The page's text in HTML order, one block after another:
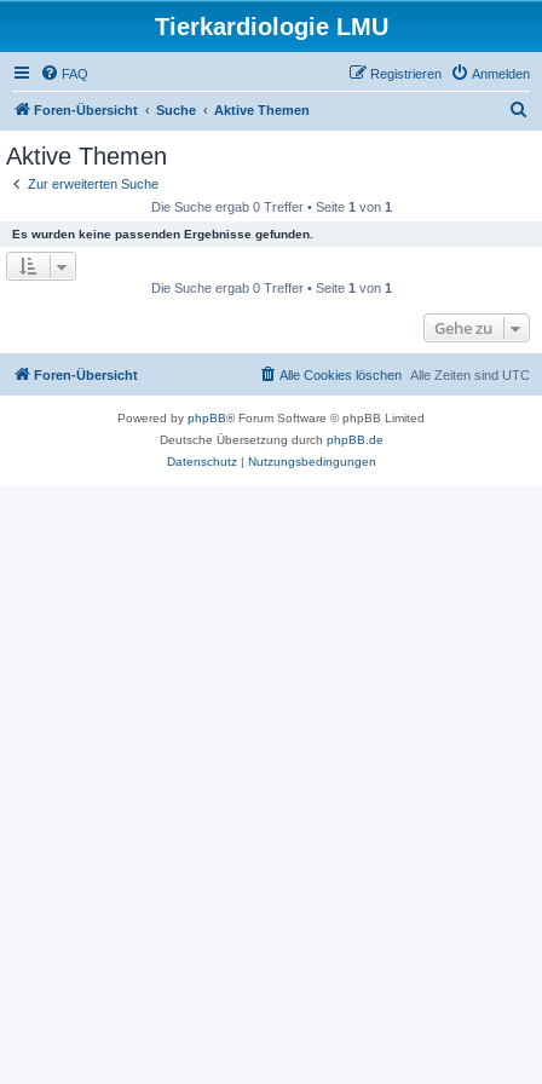
Tierkardiologie LMU
FAQ Anmelden
Registrieren
Foren-Übersicht Suche Aktive Themen
Aktive Themen
Zur erweiterten Suche
Die Suche ergab 0 Treffer • Seite 1 von 1
Es wurden keine passenden Ergebnisse gefunden.
Die Suche ergab 0 Treffer • Seite 1 von 1
Gehe zu
Foren-Übersicht Alle Zeiten sind UTC
Alle Cookies löschen
Powered by phpBB® Forum Software © phpBB Limited
Deutsche Übersetzung durch phpBB.de
Datenschutz| Nutzungsbedingungen